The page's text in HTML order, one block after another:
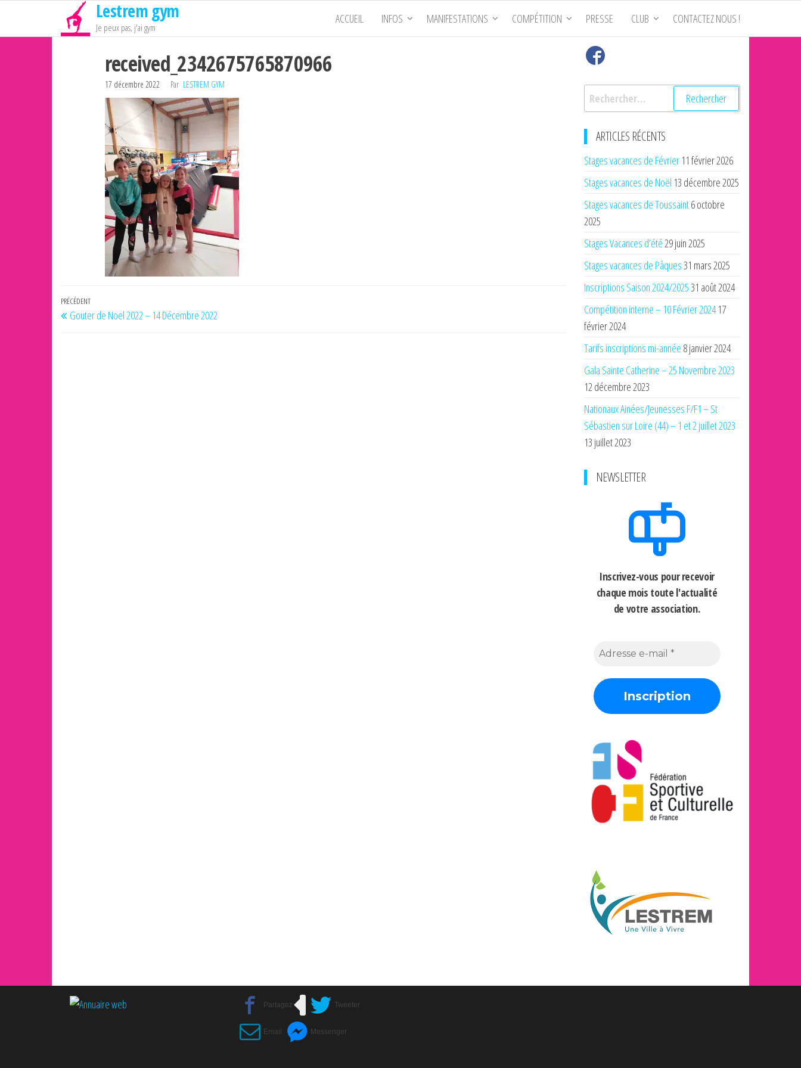
contenu
Lestrem gym
Je peux pas, j'ai gym
ACCUEIL INFOS MANIFESTATIONS COMPÉTITION PRESSE CLUB CONTACTEZ NOUS !
received_2342675765870966
17 décembre 2022 Par LESTREM GYM
Navigation
de
Article
précédent
PRÉCÉDENT
Gouter de Noel 2022 – 14 Décembre 2022
Rechercher :
ARTICLES RÉCENTS
Stages vacances de Février 11 février 2026
Stages vacances de Noël 13 décembre 2025
Stages vacances de Toussaint6 octobre
2025
Stages Vacances d’été29 juin 2025
Stages vacances de Pâques31 mars 2025
Inscriptions Saison 2024/202531 août 2024
Compétition interne – 10 Février 2024 17
février 2024
Tarifs inscriptions mi-année 8 janvier 2024
Gala Sainte Catherine – 25 Novembre 2023
12 décembre 2023
Nationaux Ainées/Jeunesses F/F1 – St
Sébastien sur Loire (44) – 1 et 2 juillet 2023
13 juillet 2023
NEWSLETTER
Inscrivez-vous pour recevoir
chaque mois toute l'actualité
de votre association.